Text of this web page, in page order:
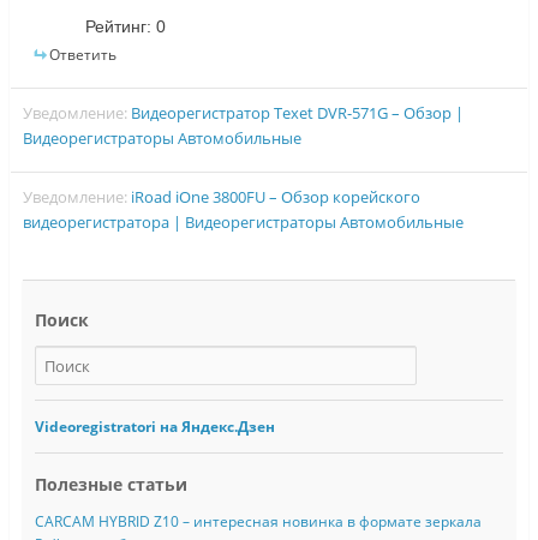
Рейтинг: 0
Ответить
Уведомление: Видеорегистратор Texet DVR-571G – Обзор |
Видеорегистраторы Автомобильные
Уведомление: iRoad iOne 3800FU – Обзор корейского
видеорегистратора | Видеорегистраторы Автомобильные
Поиск
Videoregistratori на Яндекс.Дзен
Полезные статьи
CARCAM HYBRID Z10 – интересная новинка в формате зеркала